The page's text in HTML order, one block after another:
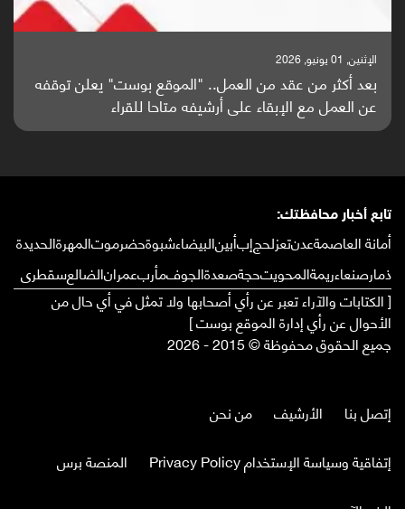
الإثنين, 01 يونيو, 2026
بعد أكثر من عقد من العمل.. "الموقع بوست" يعلن توقفه
عن العمل مع الإبقاء على أرشيفه متاحا للقراء
تابع أخبار محافظتك:
أمانة العاصمةعدنتعزلحجإبأبينالبيضاءشبوةحضرموتالمهرةالحديدة
ذمارصنعاءريمةالمحويتحجةصعدةالجوفمأربعمرانالضالعسقطرى
[ الكتابات والآراء تعبر عن رأي أصحابها ولا تمثل في أي حال من
الأحوال عن رأي إدارة الموقع بوست ]
جميع الحقوق محفوظة © 2015 - 2026
إتصل بنا الأرشيف
من نحن
إتفاقية وسياسة الإستخدام Privacy Policy
المنصة برس